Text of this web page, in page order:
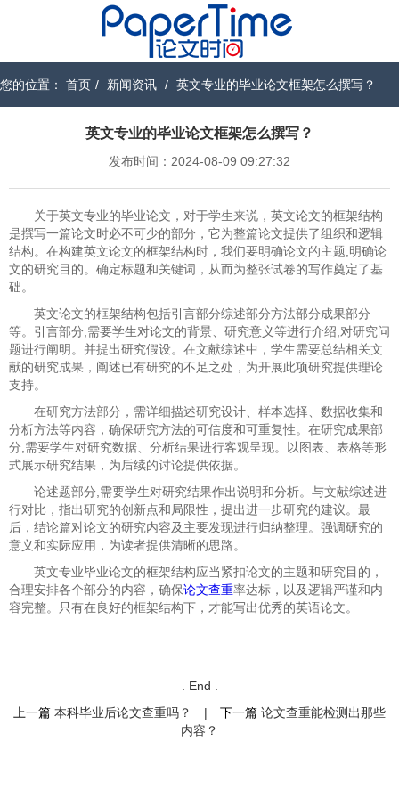
您的位置： 首页 / 新闻资讯 / 英文专业的毕业论文框架怎么撰写？
英文专业的毕业论文框架怎么撰写？
发布时间：2024-08-09 09:27:32
关于英文专业的毕业论文，对于学生来说，英文论文的框架结构
是撰写一篇论文时必不可少的部分，它为整篇论文提供了组织和逻辑
结构。在构建英文论文的框架结构时，我们要明确论文的主题,明确论
文的研究目的。确定标题和关键词，从而为整张试卷的写作奠定了基
础。
英文论文的框架结构包括引言部分综述部分方法部分成果部分
等。引言部分,需要学生对论文的背景、研究意义等进行介绍,对研究问
题进行阐明。并提出研究假设。在文献综述中，学生需要总结相关文
献的研究成果，阐述已有研究的不足之处，为开展此项研究提供理论
支持。
在研究方法部分，需详细描述研究设计、样本选择、数据收集和
分析方法等内容，确保研究方法的可信度和可重复性。在研究成果部
分,需要学生对研究数据、分析结果进行客观呈现。以图表、表格等形
式展示研究结果，为后续的讨论提供依据。
论述题部分,需要学生对研究结果作出说明和分析。与文献综述进
行对比，指出研究的创新点和局限性，提出进一步研究的建议。最
后，结论篇对论文的研究内容及主要发现进行归纳整理。强调研究的
意义和实际应用，为读者提供清晰的思路。
英文专业毕业论文的框架结构应当紧扣论文的主题和研究目的，
合理安排各个部分的内容，确保论文查重率达标，以及逻辑严谨和内
容完整。只有在良好的框架结构下，才能写出优秀的英语论文。
. End .
上一篇 本科毕业后论文查重吗？ | 下一篇 论文查重能检测出那些
内容？